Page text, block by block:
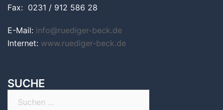
Fax: 0231 / 912 586 28
E-Mail: info@ruediger-beck.de
Internet: www.ruediger-beck.de
SUCHE